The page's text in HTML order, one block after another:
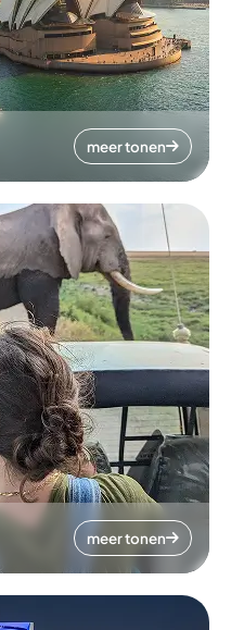
meer tonen
meer tonen